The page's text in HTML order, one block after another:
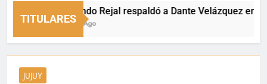
TITULARES
Fernando Rejal respaldó a Dante Velázquez en el
3 Horas Ago
JUJUY